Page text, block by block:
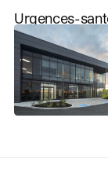
Urgences-